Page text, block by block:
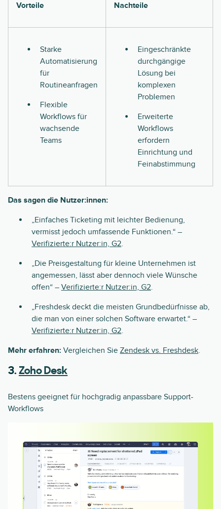
Vorteile Nachteile
Starke
Automatisierung
für
Routineanfragen
Flexible
Workflows für
wachsende
Teams
Eingeschränkte
durchgängige
Lösung bei
komplexen
Problemen
Erweiterte
Workflows
erfordern
Einrichtung und
Feinabstimmung
Das sagen die Nutzer:innen:
„Einfaches Ticketing mit leichter Bedienung,
vermisst jedoch umfassende Funktionen.“ –
Verifizierte:r Nutzer:in, G2.
„Die Preisgestaltung für kleine Unternehmen ist
angemessen, lässt aber dennoch viele Wünsche
offen“ – Verifizierte:r Nutzer:in, G2.
„Freshdesk deckt die meisten Grundbedürfnisse ab,
die man von einer solchen Software erwartet.“ –
Verifizierte:r Nutzer:in, G2.
Mehr erfahren: Vergleichen Sie Zendesk vs. Freshdesk.
3. Zoho Desk
Bestens geeignet für hochgradig anpassbare Support-
Workflows